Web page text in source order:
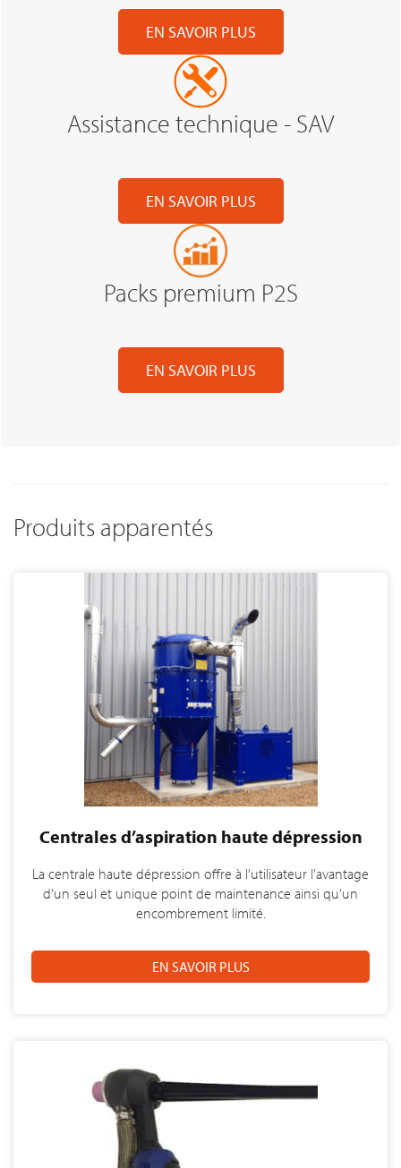
EN SAVOIR PLUS
Assistance technique - SAV
EN SAVOIR PLUS
Packs premium P2S
EN SAVOIR PLUS
Produits apparentés
Centrales d’aspiration haute dépression
La centrale haute dépression offre à l’utilisateur l’avantage
d’un seul et unique point de maintenance ainsi qu’un
encombrement limité.
EN SAVOIR PLUS